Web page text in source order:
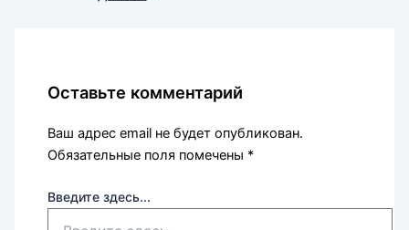
Оставьте комментарий
Ваш адрес email не будет опубликован.
Обязательные поля помечены *
Введите здесь...